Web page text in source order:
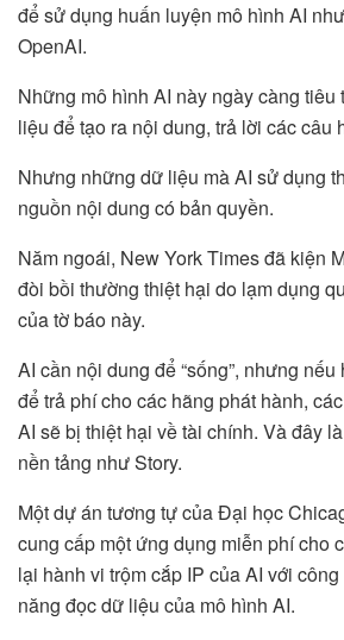
để sử dụng huấn luyện mô hình AI
OpenAI.
Những mô hình AI này ngày càng
liệu để tạo ra nội dung, trả lời các
Nhưng những dữ liệu mà AI sử dụng
nguồn nội dung có bản quyền.
Năm ngoái, New York Times đã kiện
đòi bồi thường thiệt hại do lạm dụng
của tờ báo này.
AI cần nội dung để “sống”, nhưng
để trả phí cho các hãng phát hành,
AI sẽ bị thiệt hại về tài chính. Và đây
nền tảng như Story.
Một dự án tương tự của Đại học
cung cấp một ứng dụng miễn phí cho
lại hành vi trộm cắp IP của AI với
năng đọc dữ liệu của mô hình AI.